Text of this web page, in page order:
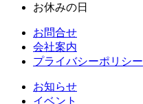
お休みの日
お問合せ
会社案内
プライバシーポリシー
お知らせ
イベント